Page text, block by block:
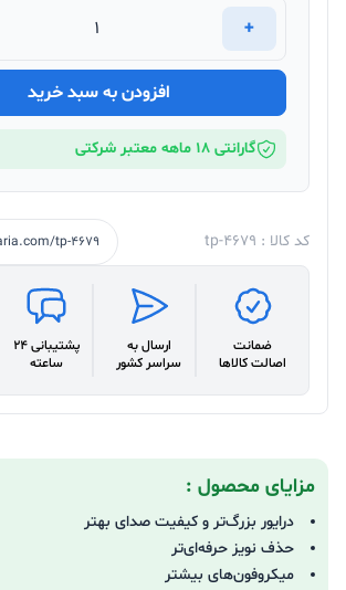
+
افزودن به سبد خرید
گارانتی 18 ماهه معتبر شرکتی
کد کالا : tp-4679 tp-4679
ضمانت
اصالت کالاها
ارسال به
سراسر کشور
پشتیبانی 24
ساعته
مزایای محصول :
درایور بزرگ‌تر و کیفیت صدای بهتر
حذف نویز حرفه‌ای‌تر
میکروفون‌های بیشتر